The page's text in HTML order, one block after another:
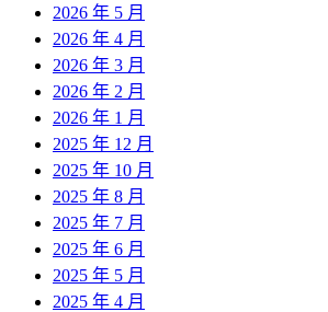
2026 年 5 月
2026 年 4 月
2026 年 3 月
2026 年 2 月
2026 年 1 月
2025 年 12 月
2025 年 10 月
2025 年 8 月
2025 年 7 月
2025 年 6 月
2025 年 5 月
2025 年 4 月